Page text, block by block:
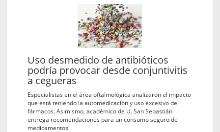
Uso desmedido de antibióticos
podría provocar desde conjuntivitis
a cegueras
Especialistas en el área oftalmológica analizaron el impacto
que está teniendo la automedicación y uso excesivo de
fármacos. Asimismo, académico de U. San Sebastián
entrega recomendaciones para un consumo seguro de
medicamentos.